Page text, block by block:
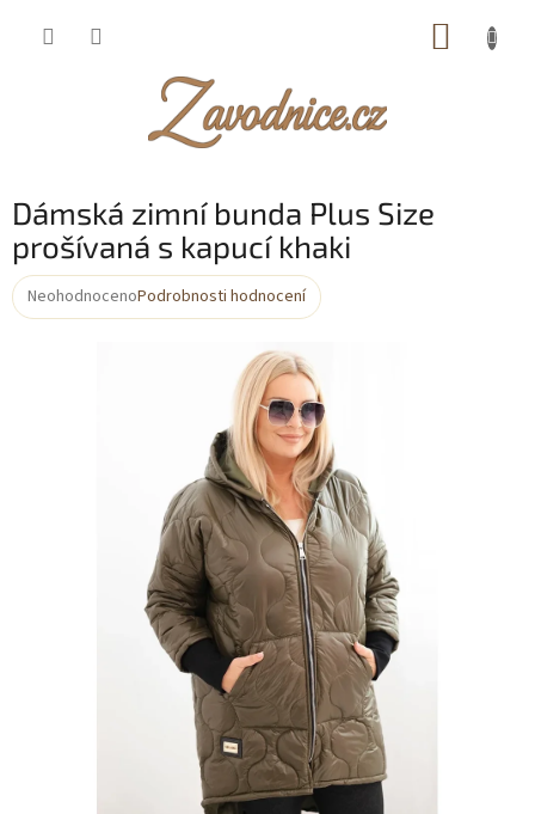
Dámská zimní bunda Plus Size
prošívaná s kapucí khaki
Průměrné
NeohodnocenoPodrobnosti hodnocení